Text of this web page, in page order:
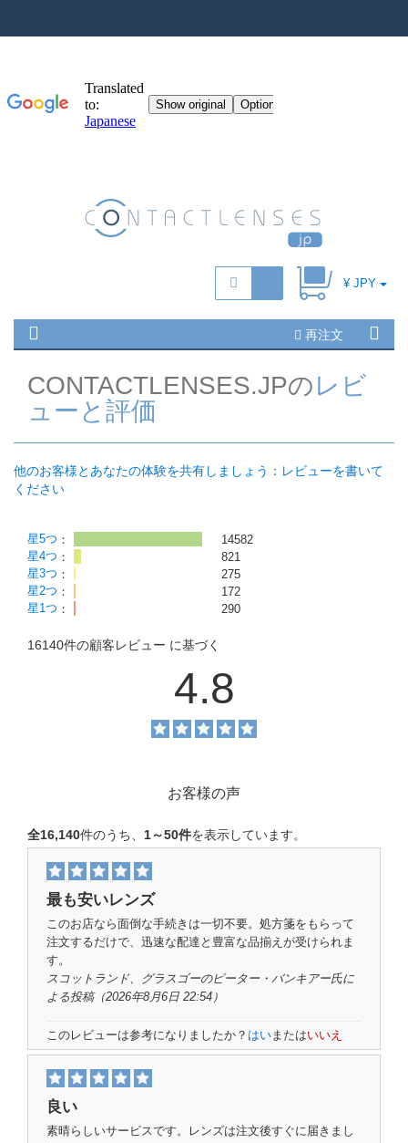
¥ JPY
再注文
CONTACTLENSES.JPのレビ
ューと評価
他のお客様とあなたの体験を共有しましょう：レビューを書いて
ください
星5つ ：
14582
星4つ ：
821
星3つ ：
275
星2つ ：
172
星1つ ： 290
16140件の顧客レビュー に基づく
4.8
お客様の声
全16,140件のうち、 1～50件を表示しています。
最も安いレンズ
このお店なら面倒な手続きは一切不要。処方箋をもらって
注文するだけで、迅速な配達と豊富な品揃えが受けられま
す。
スコットランド、グラスゴーのピーター・バンキアー氏に
よる投稿（2026年8月6日 22:54）
このレビューは参考になりましたか？ はいまたはいいえ
良い
素晴らしいサービスです。レンズは注文後すぐに届きまし